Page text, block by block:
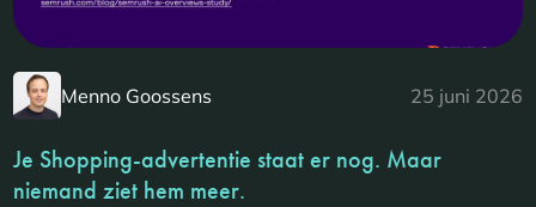
Menno Goossens 25 juni 2026
Je Shopping-advertentie staat er nog. Maar
niemand ziet hem meer.